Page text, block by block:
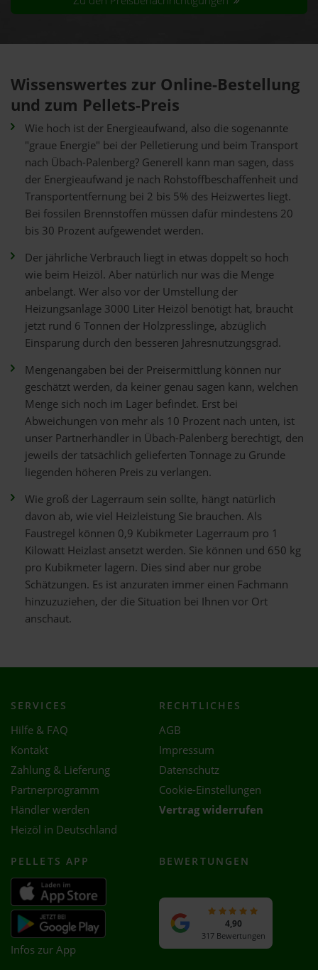
Wissenswertes zur Online-Bestellung
und zum Pellets-Preis
Wie hoch ist der Energieaufwand, also die sogenannte
"graue Energie" bei der Pelletierung und beim Transport
nach Übach-Palenberg? Generell kann man sagen, dass
der Energieaufwand je nach Rohstoffbeschaffenheit und
Transportentfernung bei 2 bis 5% des Heizwertes liegt.
Bei fossilen Brennstoffen müssen dafür mindestens 20
bis 30 Prozent aufgewendet werden.
Der jährliche Verbrauch liegt in etwas doppelt so hoch
wie beim Heizöl. Aber natürlich nur was die Menge
anbelangt. Wer also vor der Umstellung der
Heizungsanlage 3000 Liter Heizöl benötigt hat, braucht
jetzt rund 6 Tonnen der Holzpresslinge, abzüglich
Einsparung durch den besseren Jahresnutzungsgrad.
Mengenangaben bei der Preisermittlung können nur
geschätzt werden, da keiner genau sagen kann, welchen
Menge sich noch im Lager befindet. Erst bei
Abweichungen von mehr als 10 Prozent nach unten, ist
unser Partnerhändler in Übach-Palenberg berechtigt, den
jeweils der tatsächlich gelieferten Tonnage zu Grunde
liegenden höheren Preis zu verlangen.
Wie groß der Lagerraum sein sollte, hängt natürlich
davon ab, wie viel Heizleistung Sie brauchen. Als
Faustregel können 0,9 Kubikmeter Lagerraum pro 1
Kilowatt Heizlast ansetzt werden. Sie können und 650 kg
pro Kubikmeter lagern. Dies sind aber nur grobe
Schätzungen. Es ist anzuraten immer einen Fachmann
hinzuzuziehen, der die Situation bei Ihnen vor Ort
anschaut.
SERVICES
Hilfe & FAQ
Kontakt
Zahlung & Lieferung
Partnerprogramm
Händler werden
Heizöl in Deutschland
RECHTLICHES
AGB
Impressum
Datenschutz
Cookie-Einstellungen
Vertrag widerrufen
PELLETS APP
Infos zur App
BEWERTUNGEN
4,90
317 Bewertungen